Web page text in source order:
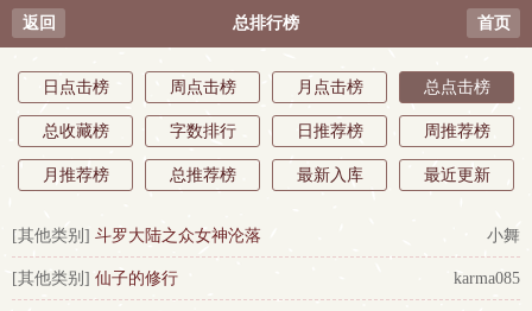
返回 总排行榜 首页
日点击榜 周点击榜 月点击榜 总点击榜
总收藏榜 字数排行 日推荐榜 周推荐榜
月推荐榜 总推荐榜 最新入库 最近更新
[其他类别] 斗罗大陆之众女神沦落 小舞
[其他类别] 仙子的修行 karma085